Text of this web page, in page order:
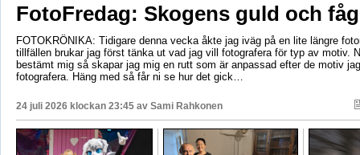
FotoFredag: Skogens guld och
FOTOKRÖNIKA: Tidigare denna vecka åkte jag iväg på en lite längre
tillfällen brukar jag först tänka ut vad jag vill fotografera för typ av motiv.
bestämt mig så skapar jag mig en rutt som är anpassad efter de motiv
fotografera. Häng med så får ni se hur det gick…
24 juli 2026 klockan 23:45 av Sami Rahkonen